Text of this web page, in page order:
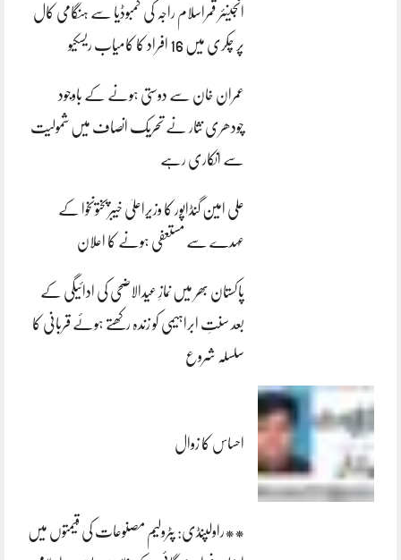
انجینئر قمراسلام راجہ کی کمبوڈیا سے ہنگامی کال
پر چکری میں 16 افراد کا کامیاب ریسکیو
عمران خان سے دوستی ہونے کے باوجود
چودھری نثار نے تحریک انصاف میں شمولیت
سے انکاری رہے
علی امین گنڈاپور کا وزیراعلیٰ خیبرپختونخوا کے
عہدے سے مستعفی ہونے کا اعلان
پاکستان بھر میں نمازِ عیدالاضحی کی ادائیگی کے
بعد سنتِ ابراہیمی کو زندہ رکھتے ہوئے قربانی کا
سلسلہ شروع
احساس کا زوال
**راولپنڈی: پٹرولیم مصنوعات کی قیمتوں میں